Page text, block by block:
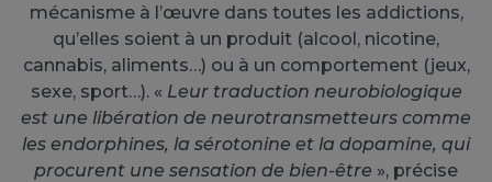
mécanisme à l’œuvre dans toutes les addictions,
qu’elles soient à un produit (alcool, nicotine,
cannabis, aliments…) ou à un comportement (jeux,
sexe, sport…). « Leur traduction neurobiologique
est une libération de neurotransmetteurs comme
les endorphines, la sérotonine et la dopamine, qui
procurent une sensation de bien-être », précise